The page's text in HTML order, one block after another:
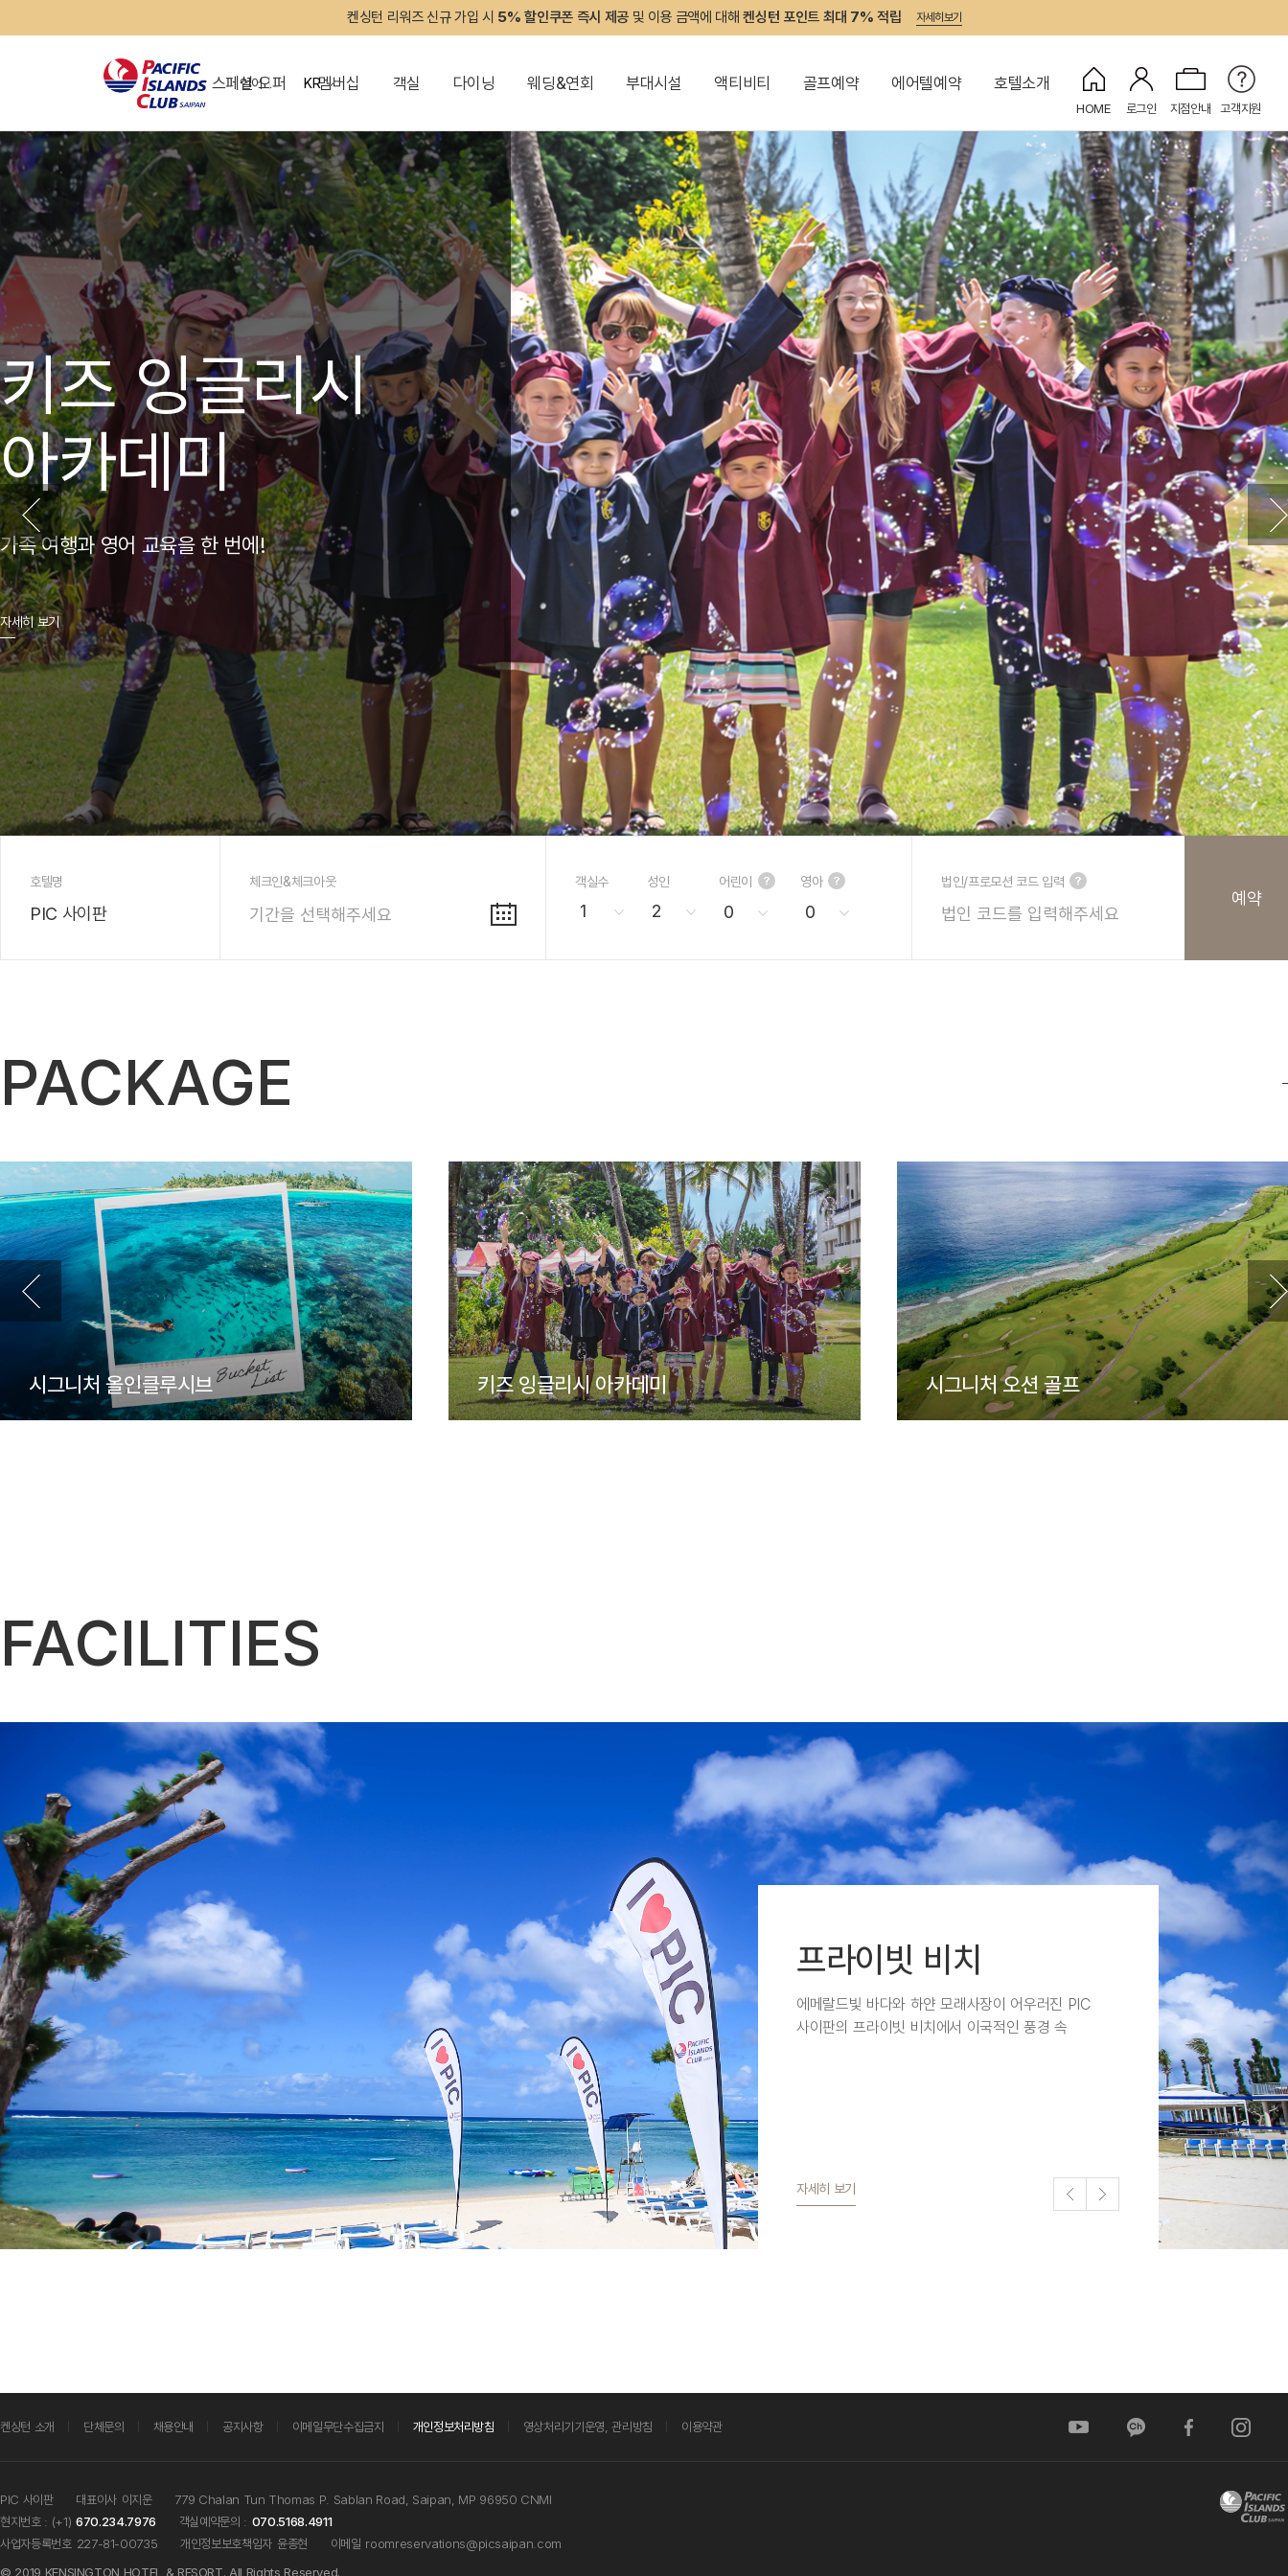
켄싱턴 리워즈 신규 가입 시 5% 할인쿠폰 즉시 제공및 이용 금액에 대해켄싱턴 포인트 최대 7% 적립 자세히보기
언어 KR
스페셜 오퍼
OVERVIEW
패키지 다이닝 & 이벤트 지점소식
멤버십
그랜드 켄싱턴 회원권 켄싱턴 리워즈 NEW 켄싱턴 바우처 켄싱턴 캐시
객실
OVERVIEW
슈페리어 디럭스 디럭스 플러스 시헤키
다이닝
OVERVIEW
마젤란룸 씨싸이드 그릴 카페 갤리 부이바
웨딩&연회
OVERVIEW
찰리스 (Charley's) 나푸 (Napu) 아넥스 (Annex)
부대시설
OVERVIEW
자이언트 워터슬라이드 샤크 액티비티풀 크랩 액티비티풀
레이지 리버
랩풀
포인트 브레이크 프라이빗 비치
피트니스
런더리룸
시헤키 하우스 I♥SAIPAN
액티비티
OVERVIEW
키즈 클럽 키즈 잉글리시 아카데미 (ESL) 세일링 보트
나이트 엔터테인먼트
스노클링 투어
아일랜더 탐험
골프예약 에어텔예약 호텔소개
HOME 로그인 지점안내 고객지원
키즈 잉글리시
아카데미
가족 여행과 영어 교육을 한 번에!
자세히 보기
호텔명
PIC 사이판
체크인&체크아웃 객실수
1
성인
2
어린이
0
영아
0
법인/프로모션 코드 입력
예약
PACKAGE
시그니처 올인클루시브 키즈 잉글리시 아카데미 시그니처 오션 골프
FACILITIES
프라이빗 비치
에메랄드빛 바다와 하얀 모래사장이 어우러진 PIC
사이판의 프라이빗 비치에서 이국적인 풍경 속
자세히 보기
켄싱턴 소개 단체문의 채용안내 공지사항 이메일무단수집금지 개인정보처리방침 영상처리기기운영, 관리방침 이용약관
PIC 사이판 대표이사 이지운
779 Chalan Tun Thomas P. Sablan Road, Saipan, MP 96950 CNMI
현지번호 : (+1) 670.234.7976 객실예약문의 : 070.5168.4911
사업자등록번호 227-81-00735 개인정보보호책임자 윤종현 이메일 roomreservations@picsaipan.com
© 2019 KENSINGTON HOTEL & RESORT. All Rights Reserved.